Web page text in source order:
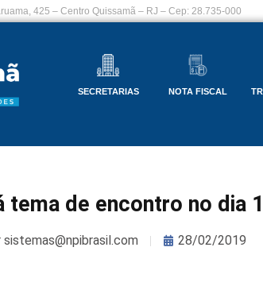
425 – Centro Quissamã – RJ – Cep: 28.735-000
SECRETARIAS NOTA FISCAL
tema de encontro no dia
sistemas@npibrasil.com 28/02/2019